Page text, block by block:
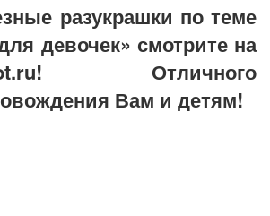
разукрашки по теме
девочек» смотрите на
Отличного
Вам и детям!